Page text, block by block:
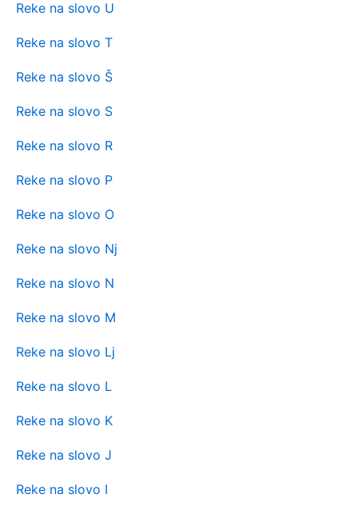
Reke na slovo U
Reke na slovo T
Reke na slovo Š
Reke na slovo S
Reke na slovo R
Reke na slovo P
Reke na slovo O
Reke na slovo Nj
Reke na slovo N
Reke na slovo M
Reke na slovo Lj
Reke na slovo L
Reke na slovo K
Reke na slovo J
Reke na slovo I